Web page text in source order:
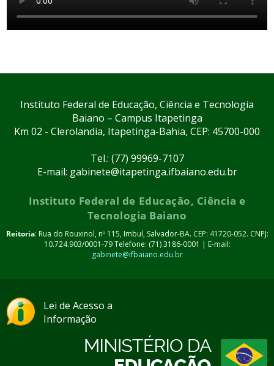
Instituto Federal de Educação, Ciência e Tecnologia
Baiano – Campus Itapetinga
Km 02 - Clerolandia, Itapetinga-Bahia, CEP: 45700-000
Tel.: (77) 99969-7107
E-mail: gabinete@itapetinga.ifbaiano.edu.br
Instituto Federal de Educação, Ciência e
Tecnologia Baiano
Reitoria: Rua do Rouxinol, nº 115, Imbuí, Salvador-BA. CEP: 41720-052. CNPJ:
10.724.903/0001-79 Telefone: (71) 3186-0001 | E-mail:
gabinete@ifbaiano.edu.br
Lei de Acesso a
Informação